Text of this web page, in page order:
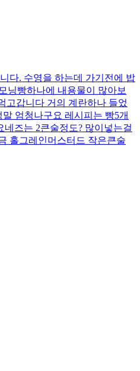
다. 수영을 하는데 가기전에 밥
닝빵하나에 내용물이 많아보
고갑니다 거의 계란하나 들었
엄청나구요 레시피는 빵5개
즈는 2큰술정도? 많이넣는걸
홀그레인머스터드 작은큰술